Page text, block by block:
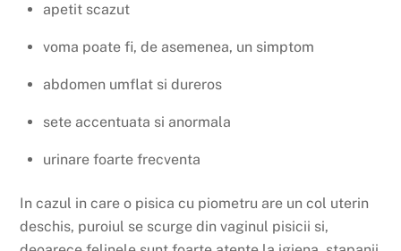
apetit scazut
voma poate fi, de asemenea, un simptom
abdomen umflat si dureros
sete accentuata si anormala
urinare foarte frecventa
In cazul in care o pisica cu piometru are un col uterin
deschis, puroiul se scurge din vaginul pisicii si,